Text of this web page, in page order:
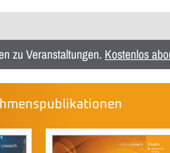
zu Veranstaltungen. Kostenlos